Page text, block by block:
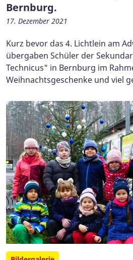
Bernburg.
17. Dezember 2021
Kurz bevor das 4. Lichtlein am
übergaben Schüler der
Technicus" in Bernburg im
Weihnachtsgeschenke und viel